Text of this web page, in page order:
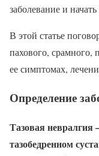
заболевание и
В этой статье
пахового,
ее симптомах,
Определение
Тазовая невралгия
тазобедренном